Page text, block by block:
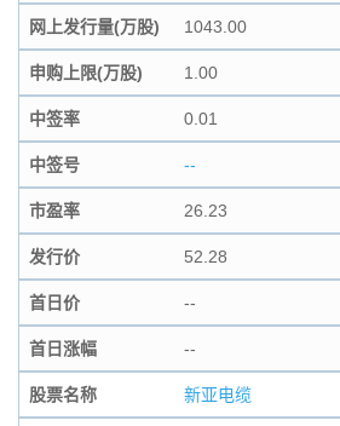
网上发行量(万股) 1043.00
申购上限(万股) 1.00
中签率 0.01
中签号 --
市盈率 26.23
发行价 52.28
首日价 --
首日涨幅 --
股票名称 新亚电缆